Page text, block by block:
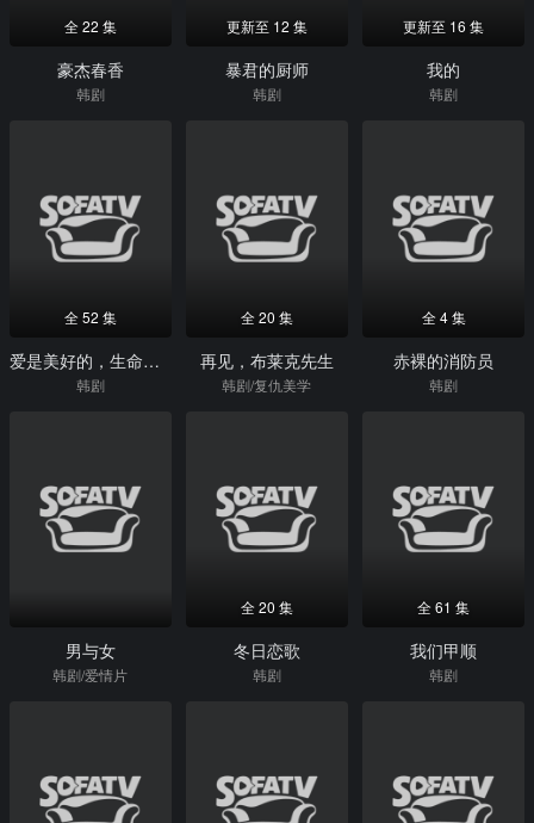
全 22 集
豪杰春香
韩剧
更新至 12 集
暴君的厨师
韩剧
更新至 16 集
我的
韩剧
全 52 集
爱是美好的，生命是美好的
韩剧
全 20 集
再见，布莱克先生
韩剧/复仇美学
全 4 集
赤裸的消防员
韩剧
男与女
韩剧/爱情片
全 20 集
冬日恋歌
韩剧
全 61 集
我们甲顺
韩剧